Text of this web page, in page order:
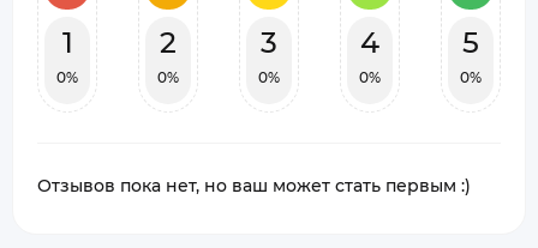
1
0%
2
0%
3
0%
4
0%
5
0%
Отзывов пока нет, но ваш может стать первым :)